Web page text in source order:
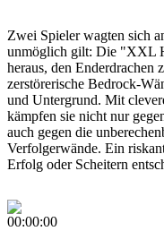
Zwei Spieler wagten sich
unmöglich gilt: Die "XXL
heraus, den Enderdrachen
zerstörerische Bedrock-
und Untergrund. Mit
kämpfen sie nicht nur
auch gegen die
Verfolgerwände. Ein
Erfolg oder Scheitern
00:00:00